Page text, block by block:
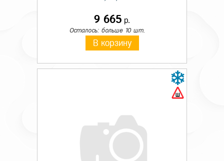
9 665 р.
Осталось: больше 10 шт.
В корзину